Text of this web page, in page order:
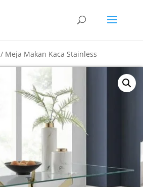
/ Meja Makan Kaca Stainless